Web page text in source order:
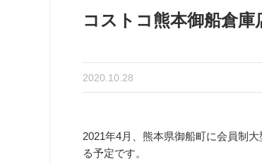
コストコ熊本御船倉
2020.10.28
2021年4月、熊本県御船町に会員制
る予定です。